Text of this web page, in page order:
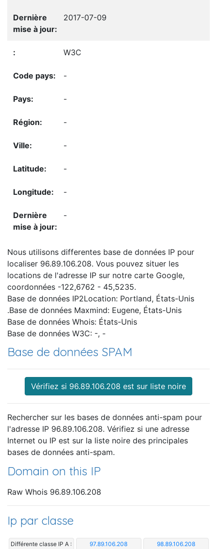
2017-07-09
W3C
-
-
-
-
-
-
-
Nous utilisons differentes base de données IP pour
localiser 96.89.106.208. Vous pouvez situer les
locations de l'adresse IP sur notre carte Google,
coordonnées -122,6762 - 45,5235.
Base de données IP2Location: Portland, États-Unis
.Base de données Maxmind: Eugene, États-Unis
Base de données Whois: États-Unis
Base de données W3C: -, -
Base de données SPAM
Vérifiez si 96.89.106.208 est sur liste noire
Rechercher sur les bases de données anti-spam pour
l'adresse IP 96.89.106.208. Vérifiez si une adresse
Internet ou IP est sur la liste noire des principales
bases de données anti-spam.
Domain on this IP
Raw Whois 96.89.106.208
Ip par classe
Différente classe IP A : 97.89.106.208 98.89.106.208